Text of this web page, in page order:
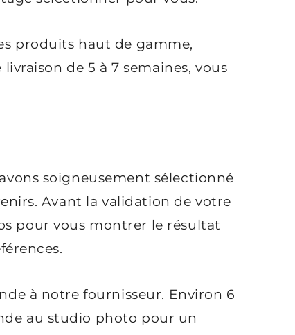
produits haut de gamme,
de 5 à 7 semaines, vous
soigneusement sélectionné
Avant la validation de votre
pour vous montrer le résultat
à notre fournisseur. Environ 6
au studio photo pour un